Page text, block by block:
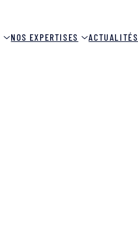
NOS EXPERTISES ACTUALITÉS